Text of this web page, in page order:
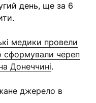
день, ще за 6
медики провели
сформували череп
Донеччині.
джерело в